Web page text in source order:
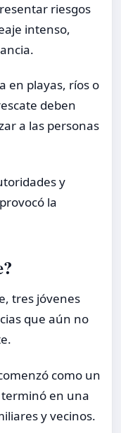
riesgos
intenso,
en playas, ríos o
deben
a las personas
y
la
tres jóvenes
que aún no
como un
en una
y vecinos.